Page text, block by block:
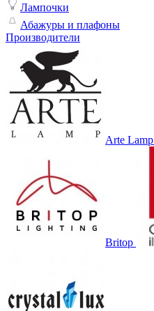
Лампочки
Абажуры и плафоны
Производители
Arte Lamp
Britop